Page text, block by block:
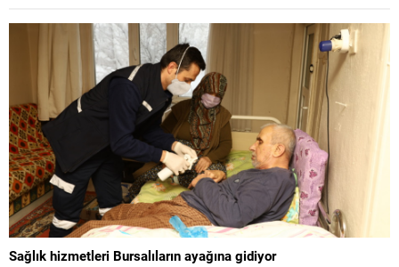
Sağlık hizmetleri Bursalıların ayağına gidiyor